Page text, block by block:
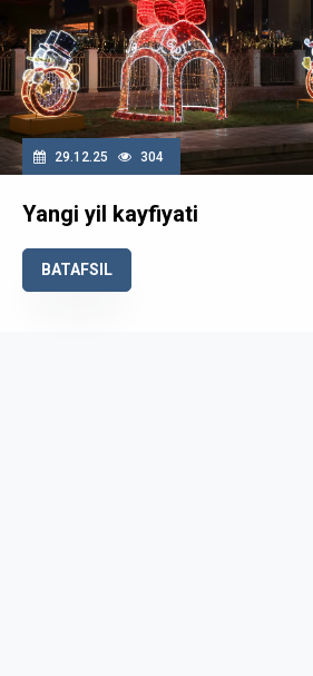
29.12.25 304
Yangi yil kayfiyati
BATAFSIL